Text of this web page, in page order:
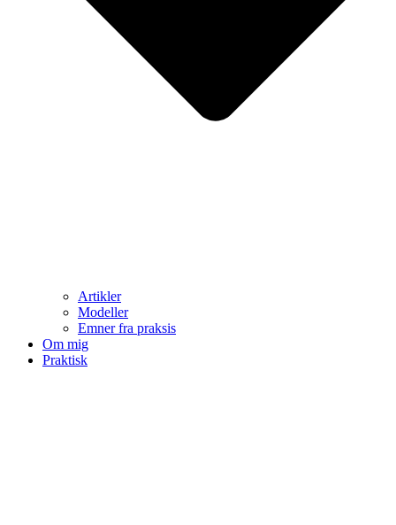
Artikler
Modeller
Emner fra praksis
Om mig
Praktisk